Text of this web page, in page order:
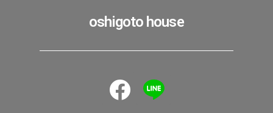
oshigoto house